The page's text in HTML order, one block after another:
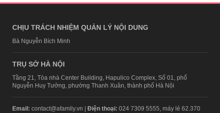
CHỊU TRÁCH NHIỆM QUẢN LÝ NỘI DUNG
Bà Nguyễn Bích Minh
TRỤ SỞ HÀ NỘI
Tầng 21, Tòa nhà Center Building, Hapulico Complex, Số 01, phố
Nguyễn Huy Tưởng, phường Thanh Xuân, thành phố Hà Nội
Email: contact@afamily.vn | Điện thoại: 024 7309 5555, máy lẻ 62.370